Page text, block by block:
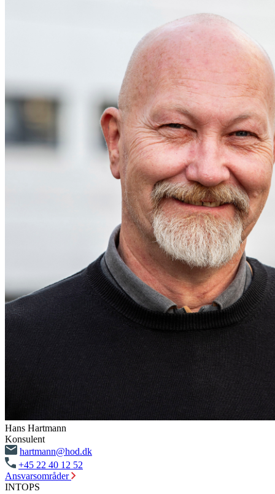
Hans Hartmann
Konsulent
hartmann@hod.dk
+45 22 40 12 52
Ansvarsområder
INTOPS